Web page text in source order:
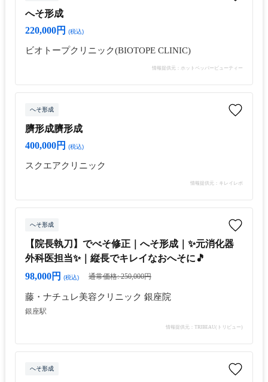
へそ形成
220,000円
(税込)
ビオトープクリニック(BIOTOPE CLINIC)
情報提供元：ホットペッパービューティー
へそ形成
臍形成臍形成
400,000円
(税込)
スクエアクリニック
情報提供元：キレイレポ
へそ形成
【院長執刀】でべそ修正｜へそ形成｜✨元消化器
外科医担当✨｜縦長でキレイなおへそに🎵
98,000円
(税込) 通常価格: 250,000円
藤・ナチュレ美容クリニック 銀座院
銀座駅
情報提供元：TRIBEAU(トリビュー)
へそ形成